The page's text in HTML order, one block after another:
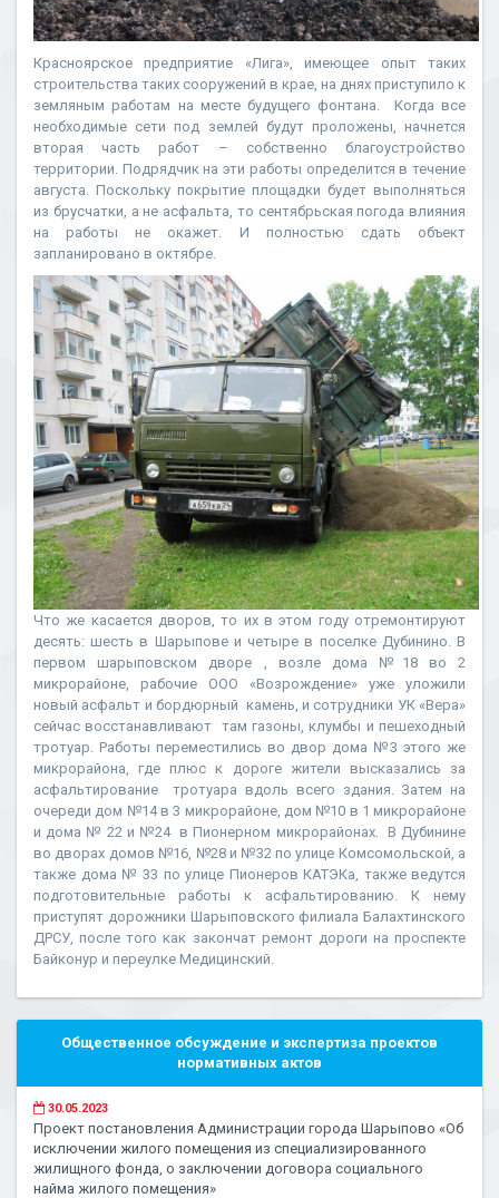
Красноярское предприятие «Лига», имеющее опыт таких
строительства таких сооружений в крае, на днях приступило к
земляным работам на месте будущего фонтана. Когда все
необходимые сети под землей будут проложены, начнется
вторая часть работ – собственно благоустройство
территории. Подрядчик на эти работы определится в течение
августа. Поскольку покрытие площадки будет выполняться
из брусчатки, а не асфальта, то сентябрьская погода влияния
на работы не окажет. И полностью сдать объект
запланировано в октябре.
Что же касается дворов, то их в этом году отремонтируют
десять: шесть в Шарыпове и четыре в поселке Дубинино. В
первом шарыповском дворе , возле дома №18 во 2
микрорайоне, рабочие ООО «Возрождение» уже уложили
новый асфальт и бордюрный камень, и сотрудники УК «Вера»
сейчас восстанавливают там газоны, клумбы и пешеходный
тротуар. Работы переместились во двор дома №3 этого же
микрорайона, где плюс к дороге жители высказались за
асфальтирование тротуара вдоль всего здания. Затем на
очереди дом №14 в 3 микрорайоне, дом №10 в 1 микрорайоне
и дома № 22 и №24 в Пионерном микрорайонах. В Дубинине
во дворах домов №16, №28 и №32 по улице Комсомольской, а
также дома № 33 по улице Пионеров КАТЭКа, также ведутся
подготовительные работы к асфальтированию. К нему
приступят дорожники Шарыповского филиала Балахтинского
ДРСУ, после того как закончат ремонт дороги на проспекте
Байконур и переулке Медицинский.
Общественное обсуждение и экспертиза проектов
нормативных актов
30.05.2023
Проект постановления Администрации города Шарыпово «Об
исключении жилого помещения из специализированного
жилищного фонда, о заключении договора социального
найма жилого помещения»